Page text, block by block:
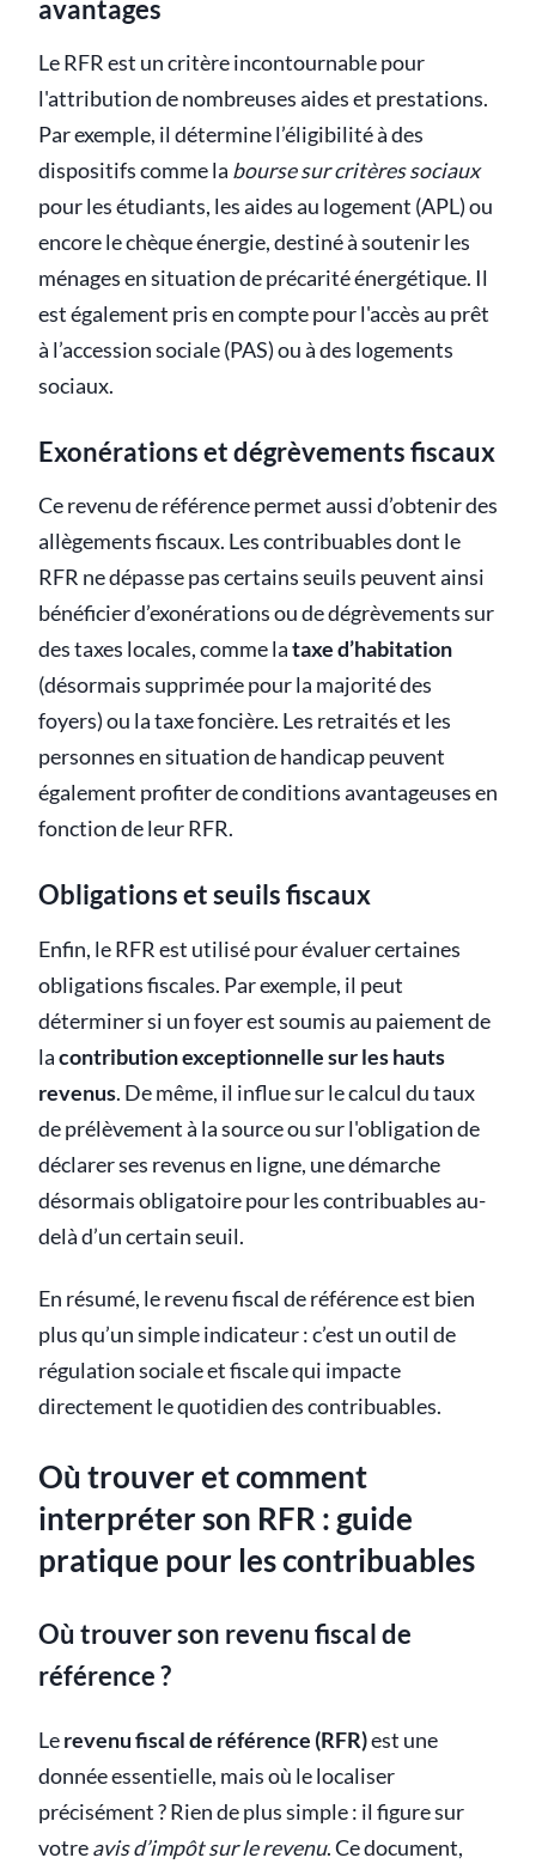
avantages
Le RFR est un critère incontournable pour
l'attribution de nombreuses aides et prestations.
Par exemple, il détermine l’éligibilité à des
dispositifs comme la bourse sur critères sociaux
pour les étudiants, les aides au logement (APL) ou
encore le chèque énergie, destiné à soutenir les
ménages en situation de précarité énergétique. Il
est également pris en compte pour l'accès au prêt
à l’accession sociale (PAS) ou à des logements
sociaux.
Exonérations et dégrèvements fiscaux
Ce revenu de référence permet aussi d’obtenir des
allègements fiscaux. Les contribuables dont le
RFR ne dépasse pas certains seuils peuvent ainsi
bénéficier d’exonérations ou de dégrèvements sur
des taxes locales, comme lataxe d’habitation
(désormais supprimée pour la majorité des
foyers) ou la taxe foncière. Les retraités et les
personnes en situation de handicap peuvent
également profiter de conditions avantageuses en
fonction de leur RFR.
Obligations et seuils fiscaux
Enfin, le RFR est utilisé pour évaluer certaines
obligations fiscales. Par exemple, il peut
déterminer si un foyer est soumis au paiement de
lacontribution exceptionnelle sur les hauts
revenus. De même, il influe sur le calcul du taux
de prélèvement à la source ou sur l'obligation de
déclarer ses revenus en ligne, une démarche
désormais obligatoire pour les contribuables au-
delà d’un certain seuil.
En résumé, le revenu fiscal de référence est bien
plus qu’un simple indicateur : c’est un outil de
régulation sociale et fiscale qui impacte
directement le quotidien des contribuables.
Où trouver et comment
interpréter son RFR : guide
pratique pour les contribuables
Où trouver son revenu fiscal de
référence ?
Lerevenu fiscal de référence (RFR)est une
donnée essentielle, mais où le localiser
précisément ? Rien de plus simple : il figure sur
votreavis d’impôt sur le revenu. Ce document,